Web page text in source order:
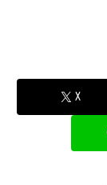
X